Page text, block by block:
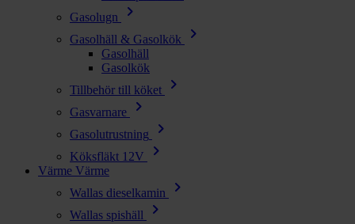
Gasolugn
chevron_right
Gasolhäll & Gasolkök chevron_right
Gasolhäll
Gasolkök
Tillbehör till köket
chevron_right
Gasvarnare chevron_right
Gasolutrustning chevron_right
Köksfläkt 12V chevron_right
Värme Värme
Wallas dieselkamin
chevron_right
Wallas spishäll chevron_right